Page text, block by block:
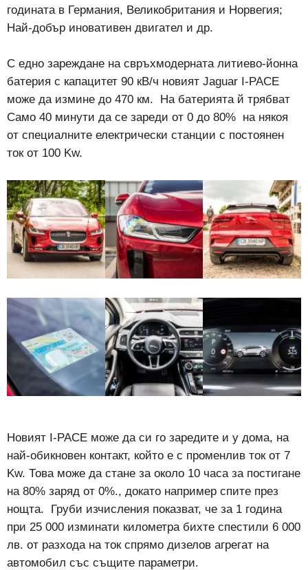
годината в Германия, Великобритания и Норвегия;
Най-добър иновативен двигател и др.
С едно зареждане на свръхмодерната литиево-йонна
батерия с капацитет 90 кВ/ч новият Jaguar I-PACE
може да измине до 470 км. На батерията й трябват
Само 40 минути да се зареди от 0 до 80% на някоя
от специалните електрически станции с постоянен
ток от 100 Kw.
Новият I-PACE може да си го заредите и у дома, на
най-обикновен контакт, който е с променлив ток от 7
Kw. Това може да стане за около 10 часа за постигане
на 80% заряд от 0%., докато например спите през
нощта. Груби изчисления показват, че за 1 година
при 25 000 изминати километра бихте спестили 6 000
лв. от разхода на ток спрямо дизелов агрегат на
автомобил със същите параметри.